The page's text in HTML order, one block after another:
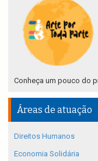
Conheça um pouco do
Áreas de atuação
Direitos Humanos
Economia Solidária